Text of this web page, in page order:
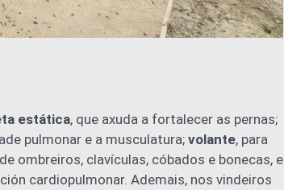
estática, que axuda a fortalecer as pernas;
pulmonar e a musculatura; volante, para
ombreiros, clavículas, cóbados e bonecas, e
cardiopulmonar. Ademais, nos vindeiros